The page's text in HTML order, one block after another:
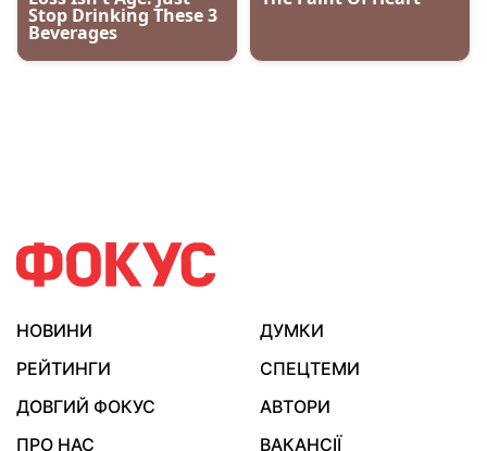
НОВИНИ
ДУМКИ
РЕЙТИНГИ
СПЕЦТЕМИ
ДОВГИЙ ФОКУС
АВТОРИ
ПРО НАС
ВАКАНСІЇ